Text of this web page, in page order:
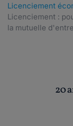
Bonjour,Suite
Bonjour
Licenciement
Licenciement :
la mutuelle
20